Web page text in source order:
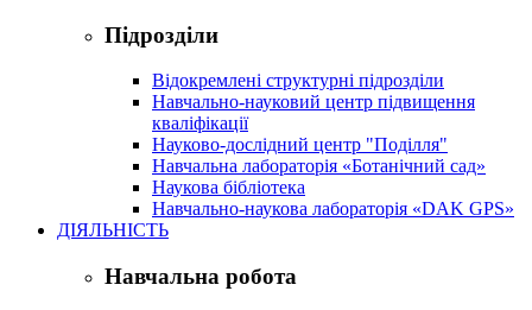
Підрозділи
Відокремлені структурні підрозділи
Навчально-науковий центр підвищення
кваліфікації
Науково-дослідний центр "Поділля"
Навчальна лабораторія «Ботанічний сад»
Наукова бібліотека
Навчально-наукова лабораторія «DAK GPS»
ДІЯЛЬНІСТЬ
Навчальна робота